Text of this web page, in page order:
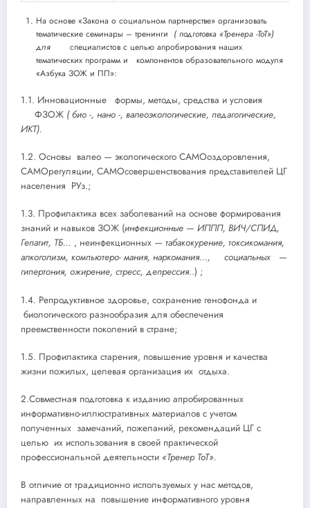
На основе «Закона о социальном партнерстве» организовать
тематические семинары – тренинги ( подготовка «Тренера -ТоТ»)
для
специалистов с целью апробирования наших
тематических программ и компонентов образовательного модуля
«Азбука ЗОЖ и ПП»:
1.1. Инновационные
формы, методы, средства и условия
ФЗОЖ ( био -, нано -, валеоэкологические, педагогические,
ИКТ).
1.2. Основы валео — экологического САМОоздоровления,
САМОрегуляции, САМОсовершенствования представителей ЦГ
населения РУз.;
1.3. Профилактика всех заболеваний на основе формирования
знаний и навыков ЗОЖ (инфекционные — ИППП, ВИЧ/СПИД,
Гепатит, ТБ… , неинфекционных — табакокурение, токсикомания,
алкоголизм, компьютеро- мания, наркомания…,
социальных
—
гипертония, ожирение, стресс, депрессия..) ;
1.4. Репродуктивное здоровье, сохранение генофонда и
биологического разнообразия для обеспечения
преемственности поколений в стране;
1.5. Профилактика старения, повышение уровня и качества
жизни пожилых, целевая организация их отдыха.
2.Совместная подготовка к изданию апробированных
информативно-иллюстративных материалов с учетом
полученных замечаний, пожеланий, рекомендаций ЦГ с
целью их использования в своей практической
профессиональной деятельности «Тренер ТоТ».
В отличие от традиционно используемых у нас методов,
направленных на повышение информативного уровня